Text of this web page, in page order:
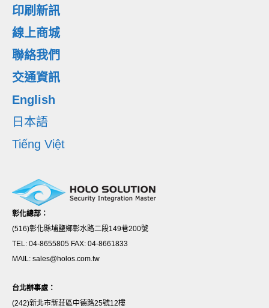
印刷新訊
線上商城
聯絡我們
交通資訊
English
日本語
Tiếng Việt
彰化總部：
(516)彰化縣埔鹽鄉彰水路二段149巷200號
TEL: 04-8655805 FAX: 04-8661833
MAIL: sales@holos.com.tw
台北辦事處：
(242)新北市新莊區中德路25號12樓